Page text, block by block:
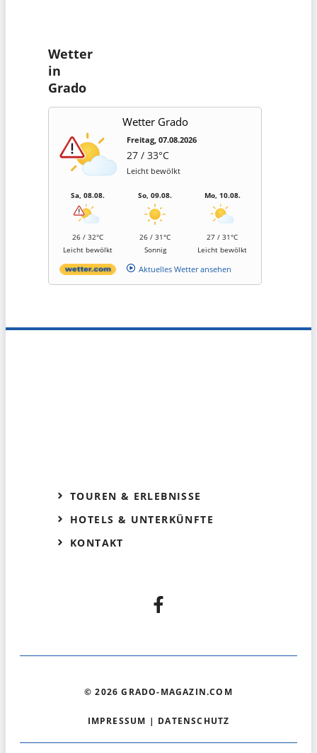
Wetter
in
Grado
Wetter Grado
Freitag, 07.08.2026
27 / 33°C
Leicht bewölkt
Sa, 08.08.
26 / 32°C
Leicht bewölkt
So, 09.08.
26 / 31°C
Sonnig
Mo, 10.08.
27 / 31°C
Leicht bewölkt
Aktuelles Wetter ansehen
TOUREN & ERLEBNISSE
HOTELS & UNTERKÜNFTE
KONTAKT
© 2026 GRADO-MAGAZIN.COM
IMPRESSUM | DATENSCHUTZ